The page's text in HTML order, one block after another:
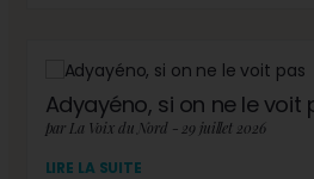
Adyayéno, si on ne le voit
par La Voix du Nord - 29 juillet 2026
LIRE LA SUITE